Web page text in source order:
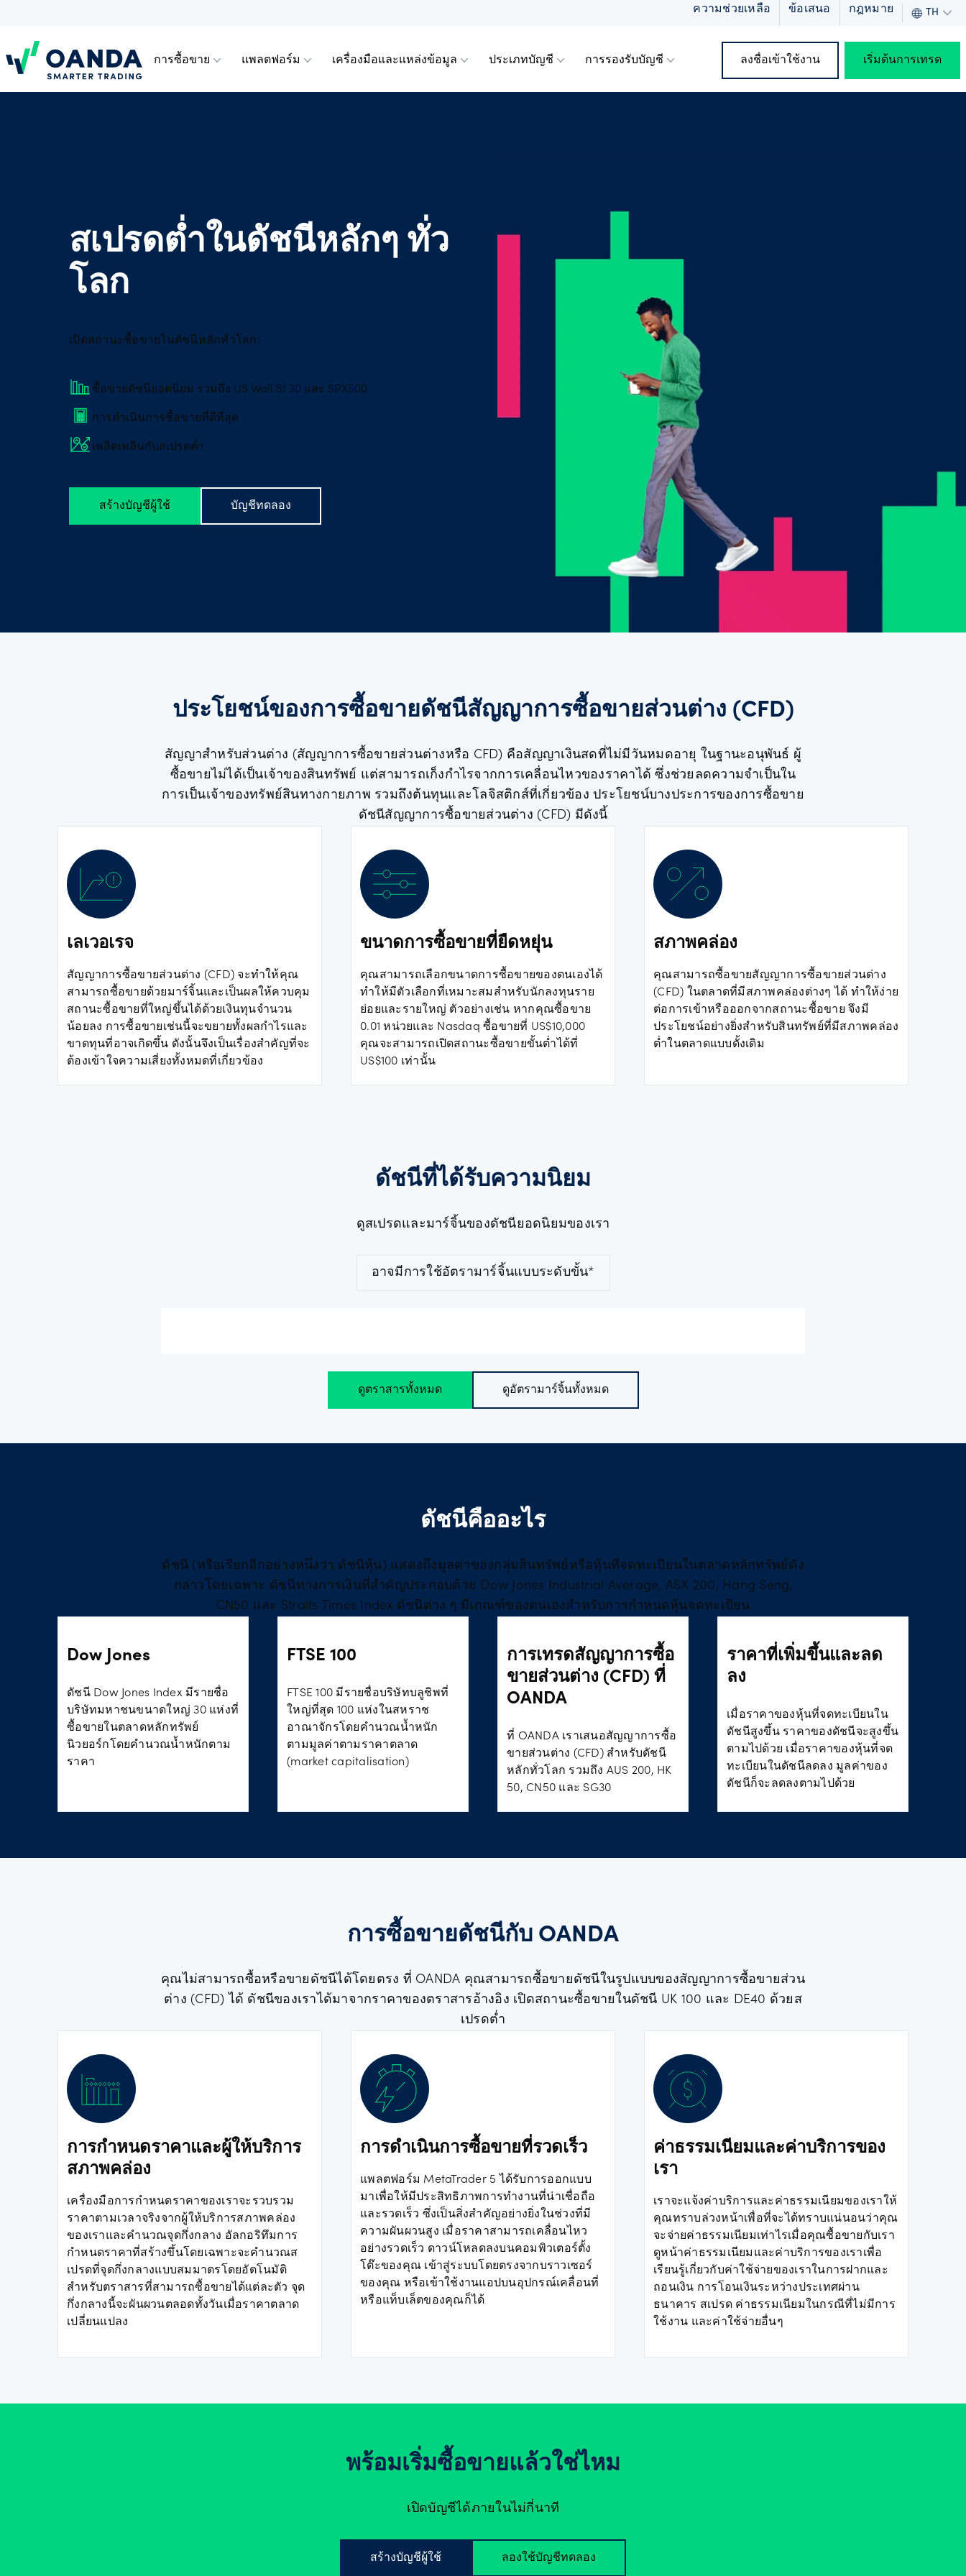
ความช่วยเหลือ ข้อเสนอ กฎหมาย TH
Oanda การซื้อขาย
สกุลเงินดิจิทัล
การกำหนดราคาของเรา
เวลาทำการซื้อขายในวันหยุด
แพลตฟอร์ม
MetaTrader 5
เครื่องมือและแหล่งข้อมูล
และแหล่งข้อมูลมากมายที่มีประโยชน์
ของเรา
พันธมิตร VPS
ประเภทบัญชี
ตัวแทนแนะนำโบรกเกอร์
การรองรับบัญชี
คำถามที่พบบ่อย
ลงชื่อเข้าใช้งาน เริ่มต้นการเทรด
สเปรดต่ำในดัชนีหลักๆ ทั่ว
โลก
เปิดสถานะซื้อขายในดัชนีหลักทั่วโลก:
ซื้อขายดัชนียอดนิยม รวมถึง US Wall St 30 และ SPX500
การดำเนินการซื้อขายที่ดีที่สุด
เพลิดเพลินกับสเปรดต่ำ
สร้างบัญชีผู้ใช้ บัญชีทดลอง
ประโยชน์ของการซื้อขายดัชนีสัญญาการซื้อขายส่วนต่าง (CFD)
สัญญาสำหรับส่วนต่าง (สัญญาการซื้อขายส่วนต่างหรือ CFD) คือสัญญาเงินสดที่ไม่มีวันหมดอายุ ในฐานะอนุพันธ์ ผู้
ซื้อขายไม่ได้เป็นเจ้าของสินทรัพย์ แต่สามารถเก็งกำไรจากการเคลื่อนไหวของราคาได้ ซึ่งช่วยลดความจำเป็นใน
การเป็นเจ้าของทรัพย์สินทางกายภาพ รวมถึงต้นทุนและโลจิสติกส์ที่เกี่ยวข้อง ประโยชน์บางประการของการซื้อขาย
ดัชนีสัญญาการซื้อขายส่วนต่าง (CFD) มีดังนี้
เลเวอเรจ
สัญญาการซื้อขายส่วนต่าง (CFD) จะทำให้คุณ
สามารถซื้อขายด้วยมาร์จิ้นและเป็นผลให้ควบคุม
สถานะซื้อขายที่ใหญ่ขึ้นได้ด้วยเงินทุนจำนวน
น้อยลง การซื้อขายเช่นนี้จะขยายทั้งผลกำไรและ
ขาดทุนที่อาจเกิดขึ้น ดังนั้นจึงเป็นเรื่องสำคัญที่จะ
ต้องเข้าใจความเสี่ยงทั้งหมดที่เกี่ยวข้อง
ขนาดการซื้อขายที่ยืดหยุ่น
คุณสามารถเลือกขนาดการซื้อขายของตนเองได้
ทำให้มีตัวเลือกที่เหมาะสมสำหรับนักลงทุนราย
ย่อยและรายใหญ่ ตัวอย่างเช่น หากคุณซื้อขาย
0.01 หน่วยและ Nasdaq ซื้อขายที่ US$10,000
คุณจะสามารถเปิดสถานะซื้อขายขั้นต่ำได้ที่
US$100 เท่านั้น
สภาพคล่อง
คุณสามารถซื้อขายสัญญาการซื้อขายส่วนต่าง
(CFD) ในตลาดที่มีสภาพคล่องต่างๆ ได้ ทำให้ง่าย
ต่อการเข้าหรือออกจากสถานะซื้อขาย จึงมี
ประโยชน์อย่างยิ่งสำหรับสินทรัพย์ที่มีสภาพคล่อง
ต่ำในตลาดแบบดั้งเดิม
ดัชนีที่ได้รับความนิยม
ดูสเปรดและมาร์จิ้นของดัชนียอดนิยมของเรา
อาจมีการใช้อัตรามาร์จิ้นแบบระดับขั้น*
ดูตราสารทั้งหมด ดูอัตรามาร์จิ้นทั้งหมด
ดัชนีคืออะไร
ดัชนี (หรือเรียกอีกอย่างหนึ่งว่า ดัชนีหุ้น) แสดงถึงมูลค่าของกลุ่มสินทรัพย์หรือหุ้นที่จดทะเบียนในตลาดหลักทรัพย์ดัง
กล่าวโดยเฉพาะ ดัชนีทางการเงินที่สำคัญประกอบด้วย Dow Jones Industrial Average, ASX 200, Hang Seng,
CN50 และ Straits Times Index ดัชนีต่าง ๆ มีเกณฑ์ของตนเองสำหรับการกำหนดหุ้นจดทะเบียน
Dow Jones
ดัชนี Dow Jones Index มีรายชื่อ
บริษัทมหาชนขนาดใหญ่ 30 แห่งที่
ซื้อขายในตลาดหลักทรัพย์
นิวยอร์กโดยคำนวณน้ำหนักตาม
ราคา
FTSE 100
FTSE 100 มีรายชื่อบริษัทบลูชิพที่
ใหญ่ที่สุด 100 แห่งในสหราช
อาณาจักรโดยคำนวณน้ำหนัก
ตามมูลค่าตามราคาตลาด
(market capitalisation)
การเทรดสัญญาการซื้อ
ขายส่วนต่าง (CFD) ที่
OANDA
ที่ OANDA เราเสนอสัญญาการซื้อ
ขายส่วนต่าง (CFD) สำหรับดัชนี
หลักทั่วโลก รวมถึง AUS 200, HK
50, CN50 และ SG30
ราคาที่เพิ่มขึ้นและลด
ลง
เมื่อราคาของหุ้นที่จดทะเบียนใน
ดัชนีสูงขึ้น ราคาของดัชนีจะสูงขึ้น
ตามไปด้วย เมื่อราคาของหุ้นที่จด
ทะเบียนในดัชนีลดลง มูลค่าของ
ดัชนีก็จะลดลงตามไปด้วย
การซื้อขายดัชนีกับ OANDA
คุณไม่สามารถซื้อหรือขายดัชนีได้โดยตรง ที่ OANDA คุณสามารถซื้อขายดัชนีในรูปแบบของสัญญาการซื้อขายส่วน
ต่าง (CFD) ได้ ดัชนีของเราได้มาจากราคาของตราสารอ้างอิง เปิดสถานะซื้อขายในดัชนี UK 100 และ DE40 ด้วยส
เปรดต่ำ
การกำหนดราคาและผู้ให้บริการ
สภาพคล่อง
เครื่องมือการกำหนดราคาของเราจะรวบรวม
ราคาตามเวลาจริงจากผู้ให้บริการสภาพคล่อง
ของเราและคำนวณจุดกึ่งกลาง อัลกอริทึมการ
กำหนดราคาที่สร้างขึ้นโดยเฉพาะจะคำนวณส
เปรดที่จุดกึ่งกลางแบบสมมาตรโดยอัตโนมัติ
สำหรับตราสารที่สามารถซื้อขายได้แต่ละตัว จุด
กึ่งกลางนี้จะผันผวนตลอดทั้งวันเมื่อราคาตลาด
เปลี่ยนแปลง
การดำเนินการซื้อขายที่รวดเร็ว
แพลตฟอร์ม MetaTrader 5 ได้รับการออกแบบ
มาเพื่อให้มีประสิทธิภาพการทำงานที่น่าเชื่อถือ
และรวดเร็ว ซึ่งเป็นสิ่งสำคัญอย่างยิ่งในช่วงที่มี
ความผันผวนสูง เมื่อราคาสามารถเคลื่อนไหว
อย่างรวดเร็ว ดาวน์โหลดลงบนคอมพิวเตอร์ตั้ง
โต๊ะของคุณ เข้าสู่ระบบโดยตรงจากบราวเซอร์
ของคุณ หรือเข้าใช้งานแอปบนอุปกรณ์เคลื่อนที่
หรือแท็บเล็ตของคุณก็ได้
ค่าธรรมเนียมและค่าบริการของ
เรา
เราจะแจ้งค่าบริการและค่าธรรมเนียมของเราให้
คุณทราบล่วงหน้าเพื่อที่จะได้ทราบแน่นอนว่าคุณ
จะจ่ายค่าธรรมเนียมเท่าไรเมื่อคุณซื้อขายกับเรา
ดูหน้าค่าธรรมเนียมและค่าบริการของเราเพื่อ
เรียนรู้เกี่ยวกับค่าใช้จ่ายของเราในการฝากและ
ถอนเงิน การโอนเงินระหว่างประเทศผ่าน
ธนาคาร สเปรด ค่าธรรมเนียมในกรณีที่ไม่มีการ
ใช้งาน และค่าใช้จ่ายอื่นๆ
พร้อมเริ่มซื้อขายแล้วใช่ไหม
เปิดบัญชีได้ภายในไม่กี่นาที
สร้างบัญชีผู้ใช้ ลองใช้บัญชีทดลอง